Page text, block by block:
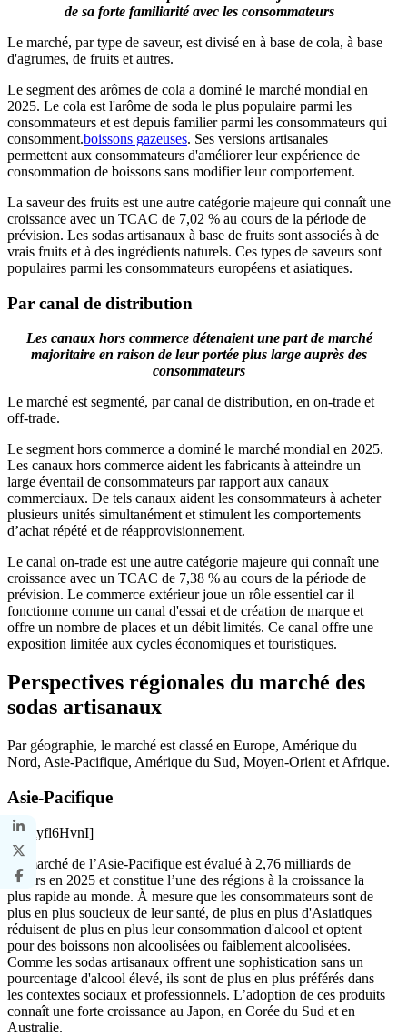
de sa forte familiarité avec les consommateurs
Le marché, par type de saveur, est divisé en à base de cola, à base
d'agrumes, de fruits et autres.
Le segment des arômes de cola a dominé le marché mondial en
2025. Le cola est l'arôme de soda le plus populaire parmi les
consommateurs et est depuis familier parmi les consommateurs qui
consomment.boissons gazeuses. Ses versions artisanales
permettent aux consommateurs d'améliorer leur expérience de
consommation de boissons sans modifier leur comportement.
La saveur des fruits est une autre catégorie majeure qui connaît une
croissance avec un TCAC de 7,02 % au cours de la période de
prévision. Les sodas artisanaux à base de fruits sont associés à de
vrais fruits et à des ingrédients naturels. Ces types de saveurs sont
populaires parmi les consommateurs européens et asiatiques.
Par canal de distribution
Les canaux hors commerce détenaient une part de marché
majoritaire en raison de leur portée plus large auprès des
consommateurs
Le marché est segmenté, par canal de distribution, en on-trade et
off-trade.
Le segment hors commerce a dominé le marché mondial en 2025.
Les canaux hors commerce aident les fabricants à atteindre un
large éventail de consommateurs par rapport aux canaux
commerciaux. De tels canaux aident les consommateurs à acheter
plusieurs unités simultanément et stimulent les comportements
d’achat répété et de réapprovisionnement.
Le canal on-trade est une autre catégorie majeure qui connaît une
croissance avec un TCAC de 7,38 % au cours de la période de
prévision. Le commerce extérieur joue un rôle essentiel car il
fonctionne comme un canal d'essai et de création de marque et
offre un nombre de places et un débit limités. Ce canal offre une
exposition limitée aux cycles économiques et touristiques.
Perspectives régionales du marché des
sodas artisanaux
Par géographie, le marché est classé en Europe, Amérique du
Nord, Asie-Pacifique, Amérique du Sud, Moyen-Orient et Afrique.
Asie-Pacifique
[ditAyfl6HvnI]
Le marché de l’Asie-Pacifique est évalué à 2,76 milliards de
dollars en 2025 et constitue l’une des régions à la croissance la
plus rapide au monde. À mesure que les consommateurs sont de
plus en plus soucieux de leur santé, de plus en plus d'Asiatiques
réduisent de plus en plus leur consommation d'alcool et optent
pour des boissons non alcoolisées ou faiblement alcoolisées.
Comme les sodas artisanaux offrent une sophistication sans un
pourcentage d'alcool élevé, ils sont de plus en plus préférés dans
les contextes sociaux et professionnels. L’adoption de ces produits
connaît une forte croissance au Japon, en Corée du Sud et en
Australie.